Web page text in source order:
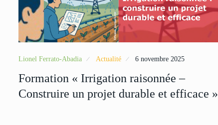
Lionel Ferrato-Abadia Actualité 6 novembre 2025
Formation « Irrigation raisonnée –
Construire un projet durable et efficace »